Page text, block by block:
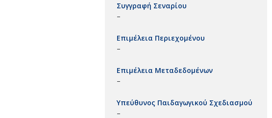
Συγγραφή Σεναρίου
–
Επιμέλεια Περιεχομένου
–
Επιμέλεια Μεταδεδομένων
–
Υπεύθυνος Παιδαγωγικού Σχεδιασμού
–